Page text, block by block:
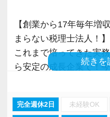
また、職場環境の改善
に対して認証される「
取得しました。
施企業」の認定を受け
い環境づくりを積極的
【創業から17年毎年増
まらない税理士法人！】
これまで培ってきた実
ら安定の成長企業で！
続きを
完全週休2日 未経験OK